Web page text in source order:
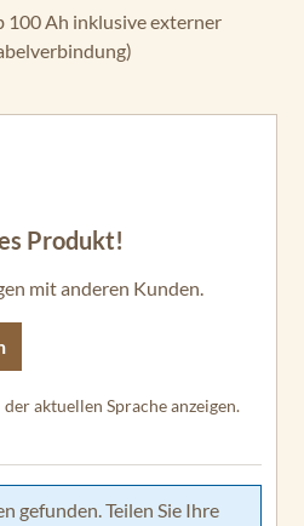
100 Ah inklusive externer
von 0 von 5 Sternen
Produkt!
mit anderen Kunden.
aktuellen Sprache anzeigen.
gefunden. Teilen Sie Ihre